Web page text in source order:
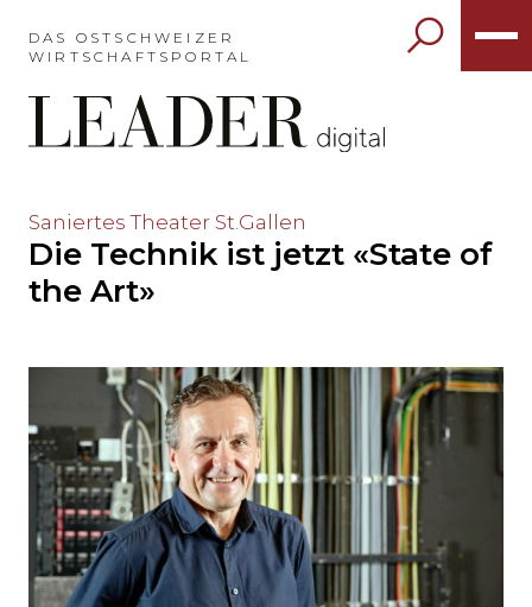
das
Hauptmenü
auslassen
und
Inhalt
springen?
DAS OSTSCHWEIZER
WIRTSCHAFTSPORTAL
Möchten
Hauptinhalt
Seitenende
springen?
Saniertes Theater St.Gallen
Die Technik ist jetzt «State of
the Art»